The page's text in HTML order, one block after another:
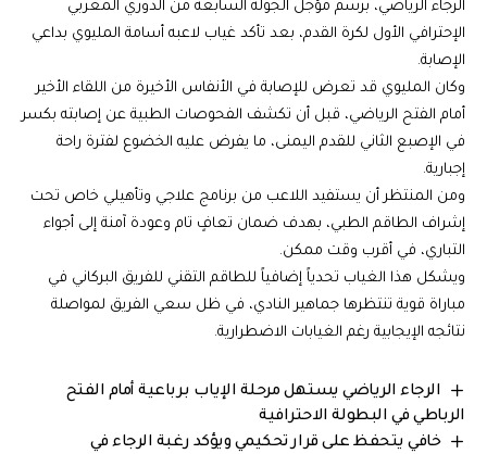
الرجاء الرياضي، برسم مؤجل الجولة السابعة من الدوري المغربي
الإحترافي الأول لكرة القدم، بعد تأكد غياب لاعبه أسامة المليوي بداعي
الإصابة.
وكان المليوي قد تعرض للإصابة في الأنفاس الأخيرة من اللقاء الأخير
أمام الفتح الرياضي، قبل أن تكشف الفحوصات الطبية عن إصابته بكسر
في الإصبع الثاني للقدم اليمنى، ما يفرض عليه الخضوع لفترة راحة
إجبارية.
ومن المنتظر أن يستفيد اللاعب من برنامج علاجي وتأهيلي خاص تحت
إشراف الطاقم الطبي، بهدف ضمان تعافٍ تام وعودة آمنة إلى أجواء
التباري، في أقرب وقت ممكن.
ويشكل هذا الغياب تحدياً إضافياً للطاقم التقني للفريق البركاني في
مباراة قوية تنتظرها جماهير النادي، في ظل سعي الفريق لمواصلة
نتائجه الإيجابية رغم الغيابات الاضطرارية.
الرجاء الرياضي يستهل مرحلة الإياب برباعية أمام الفتح
الرباطي في البطولة الاحترافية
خافي يتحفظ على قرار تحكيمي ويؤكد رغبة الرجاء في